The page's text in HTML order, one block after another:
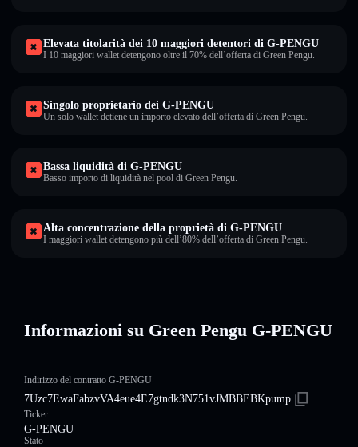
Elevata titolarità dei 10 maggiori detentori di G-PENGU
I 10 maggiori wallet detengono oltre il 70% dell’offerta di Green Pengu.
Singolo proprietario dei G-PENGU
Un solo wallet detiene un importo elevato dell’offerta di Green Pengu.
Bassa liquidità di G-PENGU
Basso importo di liquidità nel pool di Green Pengu.
Alta concentrazione della proprietà di G-PENGU
I maggiori wallet detengono più dell’80% dell’offerta di Green Pengu.
Informazioni su Green Pengu G-PENGU
Indirizzo del contratto G-PENGU
7Uzc7EwaFabzvVA4eue4E7gtndk3N751vJMBBEBKpump
Ticker
G-PENGU
Stato